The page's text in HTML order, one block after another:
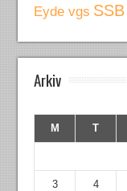
Eyde vgs SSB
Arkiv
M
T
3 4